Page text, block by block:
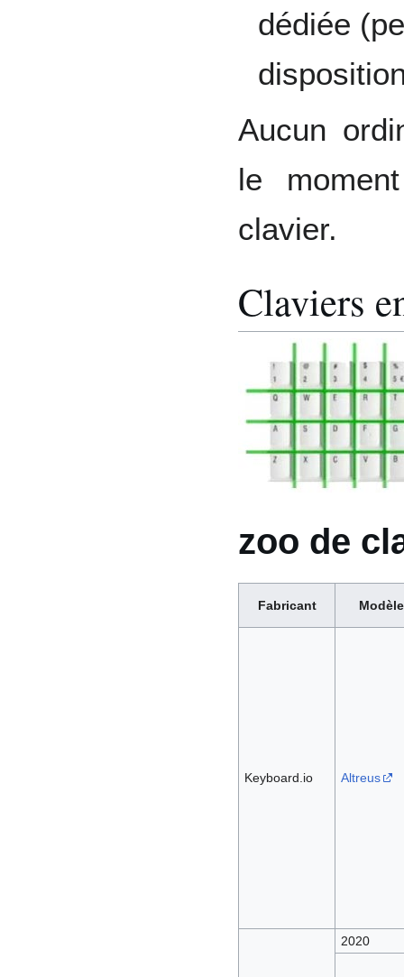
dédiée
Aucun
le
clavier.
Claviers
zoo de
Fabricant Modèle
Keyboard.io Altreus
2020